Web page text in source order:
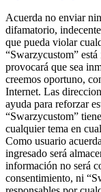
Acuerda no enviar
difamatorio,
que pueda violar
“Swarzycustom”
provocará que sea
creemos oportuno,
Internet. Las
ayuda para reforzar
“Swarzycustom”
cualquier tema en
Como usuario
ingresado será
información no será
consentimiento, ni